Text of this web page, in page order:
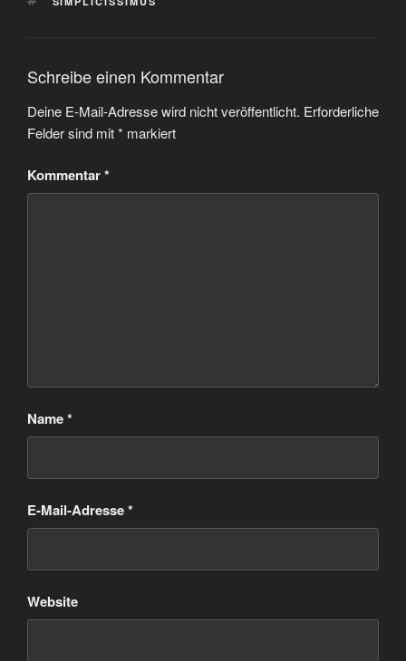
Schreibe einen Kommentar
Deine E-Mail-Adresse wird nicht veröffentlicht. Erforderliche
Felder sind mit* markiert
Kommentar*
Name*
E-Mail-Adresse*
Website